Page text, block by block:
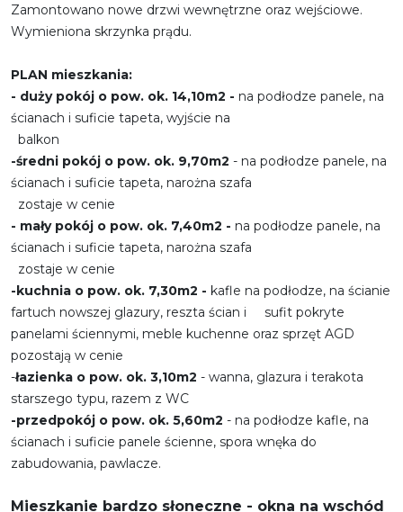
Zamontowano nowe drzwi wewnętrzne oraz wejściowe.
Wymieniona skrzynka prądu.
PLAN mieszkania:
- duży pokój o pow. ok. 14,10m2 - na podłodze panele, na
ścianach i suficie tapeta, wyjście na
balkon
-średni pokój o pow. ok. 9,70m2 - na podłodze panele, na
ścianach i suficie tapeta, narożna szafa
zostaje w cenie
- mały pokój o pow. ok. 7,40m2 - na podłodze panele, na
ścianach i suficie tapeta, narożna szafa
zostaje w cenie
-kuchnia o pow. ok. 7,30m2 - kafle na podłodze, na ścianie
fartuch nowszej glazury, reszta ścian i sufit pokryte
panelami ściennymi, meble kuchenne oraz sprzęt AGD
pozostają w cenie
-łazienka o pow. ok. 3,10m2 - wanna, glazura i terakota
starszego typu, razem z WC
-przedpokój o pow. ok. 5,60m2 - na podłodze kafle, na
ścianach i suficie panele ścienne, spora wnęka do
zabudowania, pawlacze.
Mieszkanie bardzo słoneczne - okna na wschód